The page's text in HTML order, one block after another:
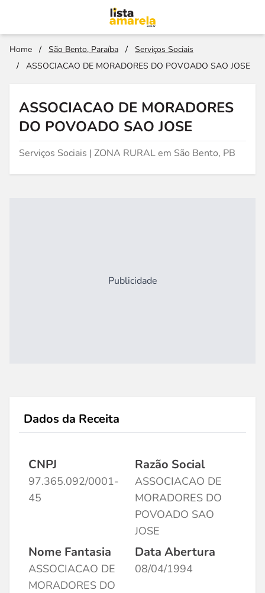
Home / São Bento, Paraíba /
Serviços Sociais
/
ASSOCIACAO DE MORADORES DO POVOADO SAO JOSE
ASSOCIACAO DE MORADORES
DO POVOADO SAO JOSE
Serviços Sociais | ZONA RURAL em São Bento, PB
Publicidade
Dados da Receita
CNPJ
97.365.092/0001-
45
Razão Social
ASSOCIACAO DE
MORADORES DO
POVOADO SAO
JOSE
Nome Fantasia
ASSOCIACAO DE
MORADORES DO
Data Abertura
08/04/1994